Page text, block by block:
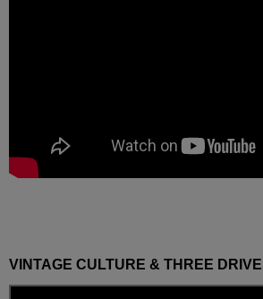
VINTAGE CULTURE & THREE